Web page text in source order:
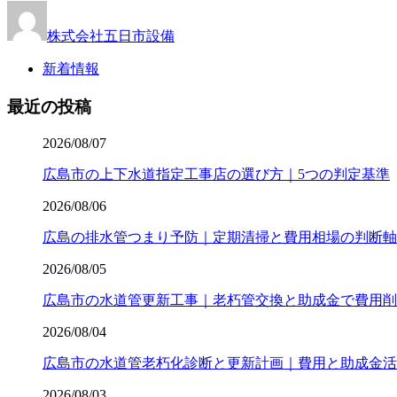
株式会社五日市設備
新着情報
最近の投稿
2026/08/07
広島市の上下水道指定工事店の選び方｜5つの判定基準
2026/08/06
広島の排水管つまり予防｜定期清掃と費用相場の判断軸
2026/08/05
広島市の水道管更新工事｜老朽管交換と助成金で費用
2026/08/04
広島市の水道管老朽化診断と更新計画｜費用と助成金